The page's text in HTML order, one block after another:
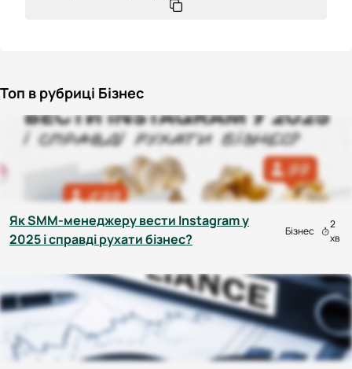
Топ в рубриці Бізнес
Як SMM-менеджеру вести Instagram у
2025 і справді рухати бізнес?
Бізнес
2
хв